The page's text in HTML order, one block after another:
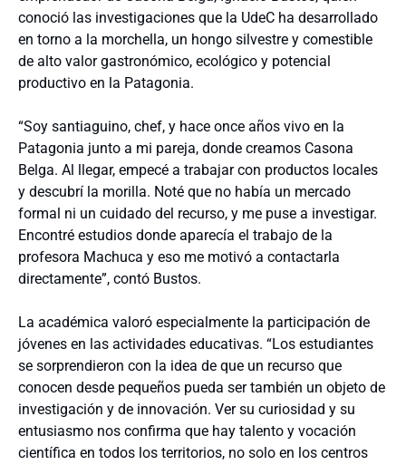
conoció las investigaciones que la UdeC ha desarrollado
en torno a la morchella, un hongo silvestre y comestible
de alto valor gastronómico, ecológico y potencial
productivo en la Patagonia.
“Soy santiaguino, chef, y hace once años vivo en la
Patagonia junto a mi pareja, donde creamos Casona
Belga. Al llegar, empecé a trabajar con productos locales
y descubrí la morilla. Noté que no había un mercado
formal ni un cuidado del recurso, y me puse a investigar.
Encontré estudios donde aparecía el trabajo de la
profesora Machuca y eso me motivó a contactarla
directamente”, contó Bustos.
La académica valoró especialmente la participación de
jóvenes en las actividades educativas. “Los estudiantes
se sorprendieron con la idea de que un recurso que
conocen desde pequeños pueda ser también un objeto de
investigación y de innovación. Ver su curiosidad y su
entusiasmo nos confirma que hay talento y vocación
científica en todos los territorios, no solo en los centros